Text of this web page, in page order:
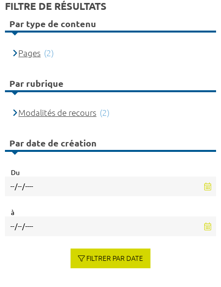
FILTRE DE RÉSULTATS
Par type de contenu
Pages (2)
Par rubrique
Modalités de recours (2)
Par date de création
Du
à
FILTRER PAR DATE